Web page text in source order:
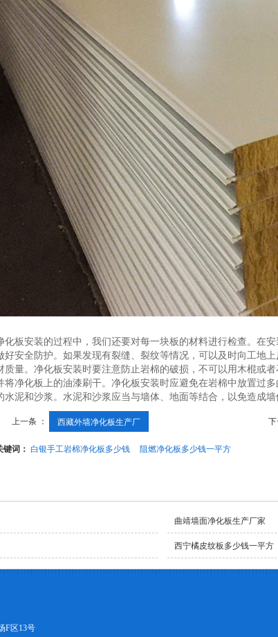
化板安装的过程中，我们还要对每一块板的材料进行检查。在
好安全防护。如果发现有裂缝、裂纹等情况，可以及时向工地
质量。净化板安装时要注意防止岩棉的破损，不可以用木棍或
将净化板上的油漆刷干。净化板安装时应避免在岩棉中放置过
水泥和沙浆。水泥和沙浆应当与墙体、地面等结合，以免造成墙
上一条 ： 西藏外墙净化板生产厂 下
键词： 白银手工岩棉净化板多少钱 阻燃净化板多少钱一平方
曲靖墙面净化板生产厂家
西宁橘皮纹板多少钱一平方
F区13号